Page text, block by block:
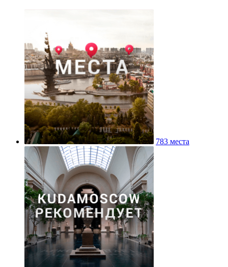
783 места